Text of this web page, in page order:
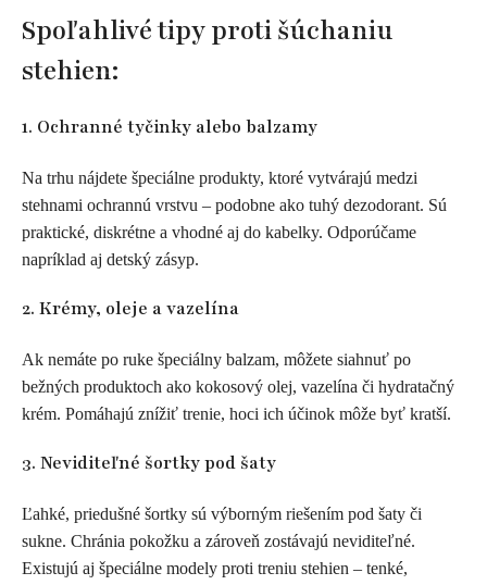
Spoľahlivé tipy proti šúchaniu
stehien:
1. Ochranné tyčinky alebo balzamy
Na trhu nájdete špeciálne produkty, ktoré vytvárajú medzi
stehnami ochrannú vrstvu – podobne ako tuhý dezodorant. Sú
praktické, diskrétne a vhodné aj do kabelky. Odporúčame
napríklad aj detský zásyp.
2. Krémy, oleje a vazelína
Ak nemáte po ruke špeciálny balzam, môžete siahnuť po
bežných produktoch ako kokosový olej, vazelína či hydratačný
krém. Pomáhajú znížiť trenie, hoci ich účinok môže byť kratší.
3. Neviditeľné šortky pod šaty
Ľahké, priedušné šortky sú výborným riešením pod šaty či
sukne. Chránia pokožku a zároveň zostávajú neviditeľné.
Existujú aj špeciálne modely proti treniu stehien – tenké,